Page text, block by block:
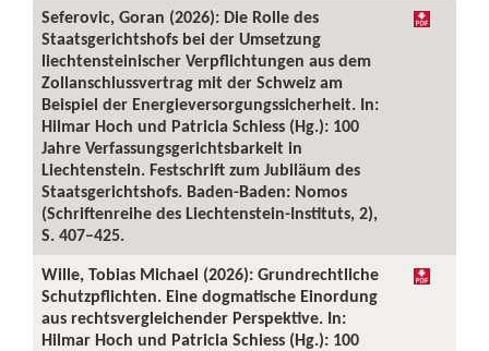
Seferovic, Goran (2026): Die Rolle des
Staatsgerichtshofs bei der Umsetzung
liechtensteinischer Verpflichtungen aus dem
Zollanschlussvertrag mit der Schweiz am
Beispiel der Energieversorgungssicherheit. In:
Hilmar Hoch und Patricia Schiess (Hg.): 100
Jahre Verfassungsgerichtsbarkeit in
Liechtenstein. Festschrift zum Jubiläum des
Staatsgerichtshofs. Baden-Baden: Nomos
(Schriftenreihe des Liechtenstein-Instituts, 2),
S. 407–425.
Wille, Tobias Michael (2026): Grundrechtliche
Schutzpflichten. Eine dogmatische Einordung
aus rechtsvergleichender Perspektive. In:
Hilmar Hoch und Patricia Schiess (Hg.): 100